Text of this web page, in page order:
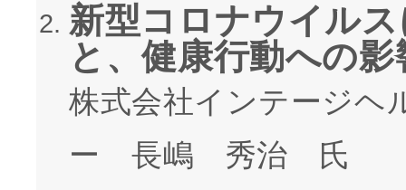
新型コロナウイル
と、健康行動への
株式会社インテージ
ー 長嶋 秀治 氏